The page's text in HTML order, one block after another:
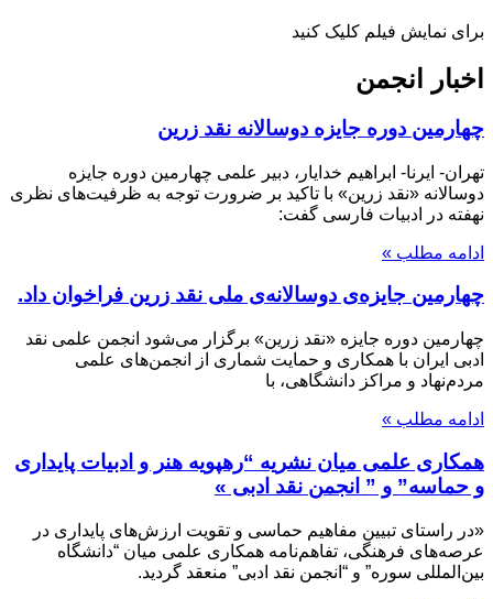
برای نمایش فیلم کلیک کنید
اخبار انجمن
چهارمین دوره جایزه دوسالانه نقد زرین
تهران- ایرنا- ابراهیم خدایار، دبیر علمی چهارمین دوره جایزه
دوسالانه «نقد زرین» با تاکید بر ضرورت توجه به ظرفیت‌های نظری
نهفته در ادبیات فارسی گفت:
ادامه مطلب »
چهارمین جایزه‌ی دوسالانه‌ی ملی نقد زرین فراخوان داد.
چهارمین دوره جایزه «نقد زرین» برگزار می‌شود انجمن علمی نقد
ادبی ایران با همکاری و حمایت شماری از انجمن‏‌های علمی
مردم‌‏نهاد و مراکز دانشگاهی، با
ادامه مطلب »
همکاری علمی میان نشریه “رهپویه هنر و ادبیات پایداری
و حماسه” و ” انجمن نقد ادبی »
«در راستای تبیین مفاهیم حماسی و تقویت ارزش‌های پایداری در
عرصه‌های فرهنگی، تفاهم‌نامه همکاری علمی میان “دانشگاه
بین‌المللی سوره” و “انجمن نقد ادبی” منعقد گردید.